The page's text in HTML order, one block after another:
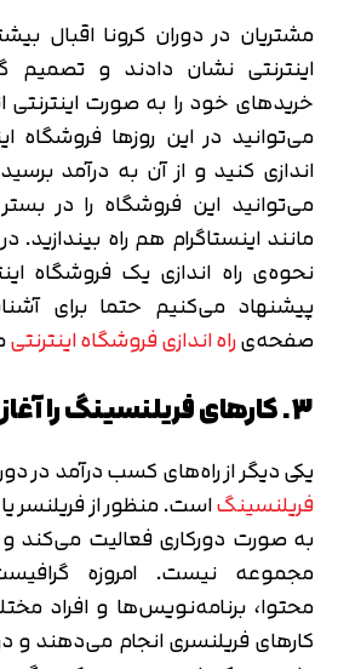
مشتریان در دوران کرونا اقبال
اینترنتی نشان دادند و تصمیم
خریدهای خود را به صورت
می‌توانید در این روزها فروشگاه
اندازی کنید و از آن به درآمد
می‌توانید این فروشگاه را در
مانند اینستاگرام هم راه بیندازید.
نحوه‌ی راه اندازی یک فروشگاه
پیشنهاد می‌کنیم حتما برای
صفحه‌یراه اندازی فروشگاه اینترنتی
3. کارهای فریلنسینگ را آغاز کنید
یکی دیگر از راه‌های کسب درآمد در
فریلنسینگاست. منظور از فریلنسر
به صورت دورکاری فعالیت می‌کند و
مجموعه نیست. امروزه
محتوا، برنامه‌نویس‌ها و افراد
کارهای فریلنسری انجام می‌دهند و